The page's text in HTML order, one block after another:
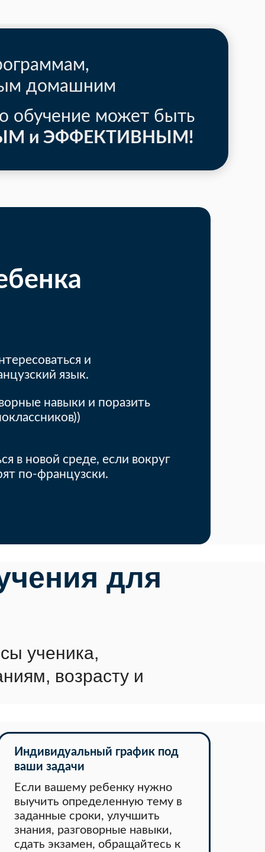
домашним
обучение может быть
и ЭФФЕКТИВНЫМ!
и
язык.
навыки и поразить
в новой среде, если вокруг
по-французски.
для
ученика,
возрасту и
Если вашему ребенку нужно
выучить определенную тему в
заданные сроки, улучшить
знания, разговорные навыки,
сдать экзамен, обращайтесь к
Индивидуальный график под
ваши задачи